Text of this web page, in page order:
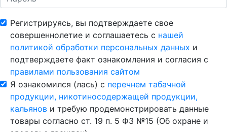
Регистрируясь, вы подтверждаете свое
совершеннолетие и соглашаетесь с нашей
политикой обработки персональных данных и
подтверждаете факт ознакомления и согласия с
правилами пользования сайтом
Я ознакомился (лась) с перечнем табачной
продукции, никотиносодержащей продукции,
кальянов и требую продемонстрировать данные
товары согласно ст. 19 п. 5 ФЗ №15 (Об охране и